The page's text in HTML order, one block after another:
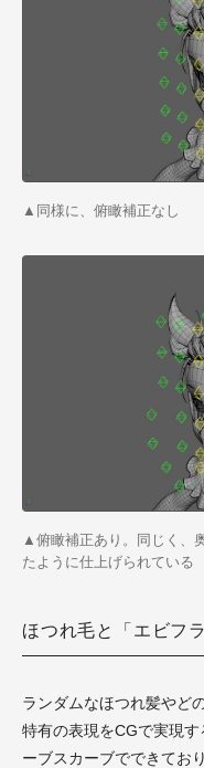
▲同様に、俯瞰補正なし
▲俯瞰補正あり。同じく、
たように仕上げられている
ほつれ毛と「エビフ
ランダムなほつれ髪やど
特有の表現をCGで実現
ーブスカーブでできてお